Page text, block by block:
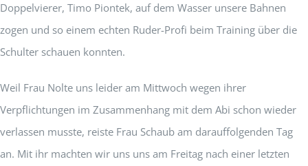
Doppelvierer, Timo Piontek, auf dem Wasser unsere Bahnen
zogen und so einem echten Ruder-Profi beim Training über die
Schulter schauen konnten.
Weil Frau Nolte uns leider am Mittwoch wegen ihrer
Verpflichtungen im Zusammenhang mit dem Abi schon wieder
verlassen musste, reiste Frau Schaub am darauffolgenden Tag
an. Mit ihr machten wir uns uns am Freitag nach einer letzten